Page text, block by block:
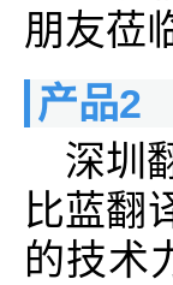
朋友莅
产品2
深圳
比蓝翻
的技术